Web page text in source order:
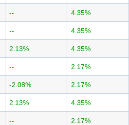
-- 4.35%
-- 4.35%
2.13% 4.35%
-- 2.17%
-2.08% 2.17%
2.13% 4.35%
-- 2.17%